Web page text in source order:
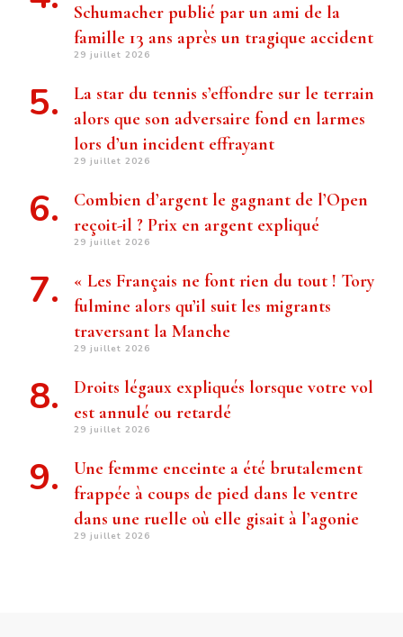
Schumacher publié par un ami de la
famille 13 ans après un tragique accident
29 juillet 2026
La star du tennis s’effondre sur le terrain
alors que son adversaire fond en larmes
lors d’un incident effrayant
29 juillet 2026
Combien d’argent le gagnant de l’Open
reçoit-il ? Prix ​​en argent expliqué
29 juillet 2026
« Les Français ne font rien du tout ! Tory
fulmine alors qu’il suit les migrants
traversant la Manche
29 juillet 2026
Droits légaux expliqués lorsque votre vol
est annulé ou retardé
29 juillet 2026
Une femme enceinte a été brutalement
frappée à coups de pied dans le ventre
dans une ruelle où elle gisait à l’agonie
29 juillet 2026